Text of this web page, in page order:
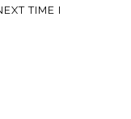
TIME I